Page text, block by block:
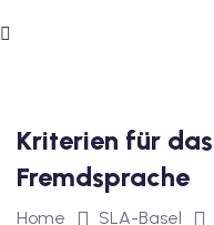
A2
Deutsch A2
Kriterien für
Fremdsprache
Home
SLA-Basel